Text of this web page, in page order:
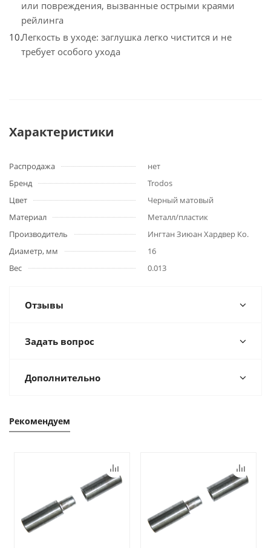
или повреждения, вызванные острыми краями
рейлинга
Легкость в уходе: заглушка легко чистится и не
требует особого ухода
Характеристики
Распродажа
нет
Бренд
Trodos
Цвет
Черный матовый
Материал
Металл/пластик
Производитель
Ингтан Зиюан Хардвер Ко.
Диаметр, мм
16
Вес
0.013
Отзывы
Задать вопрос
Дополнительно
Рекомендуем